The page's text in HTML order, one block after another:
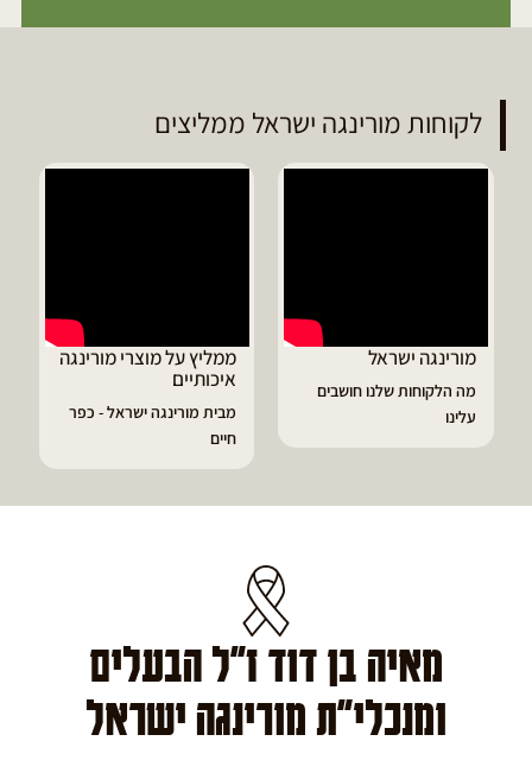
לקוחות מורינגה ישראל ממליצים
מורינגה ישראל
מה הלקוחות שלנו חושבים
עלינו
ממליץ על מוצרי מורינגה
איכותיים
מבית מורינגה ישראל - כפר
חיים
מאיה בן דוד ז"ל הבעלים
ומנכלי"ת מורינגה ישראל